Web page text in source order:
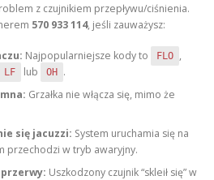
z czujnikiem przepływu/ciśnienia.
570 933 114, jeśli zauważysz:
Najpopularniejsze kody to FLO ,
LF lub OH .
Grzałka nie włącza się, mimo że
się jacuzzi: System uruchamia się na
przechodzi w tryb awaryjny.
Uszkodzony czujnik “skleił się” w